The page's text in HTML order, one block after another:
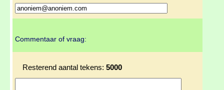
Commentaar of vraag:
Resterend aantal tekens: 5000